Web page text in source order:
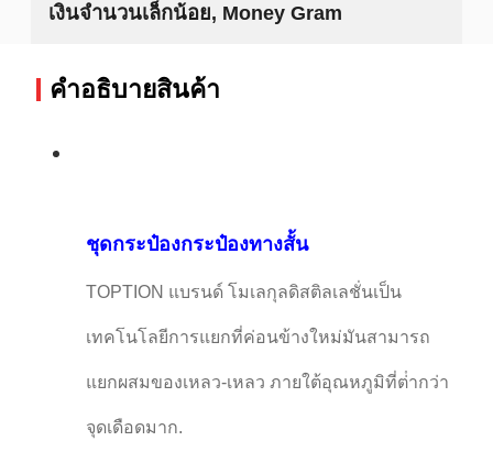
เงินจำนวนเล็กน้อย, Money Gram
คําอธิบายสินค้า
ชุดกระป๋องกระป๋องทางสั้น
TOPTION แบรนด์ โมเลกุลดิสติลเลชั่นเป็น
เทคโนโลยีการแยกที่ค่อนข้างใหม่มันสามารถ
แยกผสมของเหลว-เหลว ภายใต้อุณหภูมิที่ต่ํากว่า
จุดเดือดมาก.